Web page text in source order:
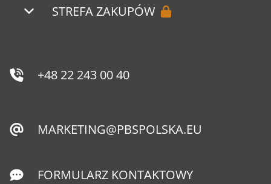
STREFA ZAKUPÓW
+48 22 243 00 40
MARKETING@PBSPOLSKA.EU
FORMULARZ KONTAKTOWY